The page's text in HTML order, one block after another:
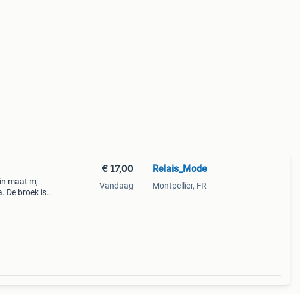
maat m,
De broek is
€ 17,00
Vandaag
Relais_Mode
Montpellier, FR